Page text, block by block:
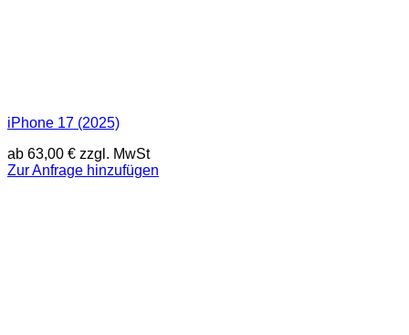
iPhone 17 (2025)
ab 63,00 € zzgl. MwSt
Zur Anfrage hinzufügen